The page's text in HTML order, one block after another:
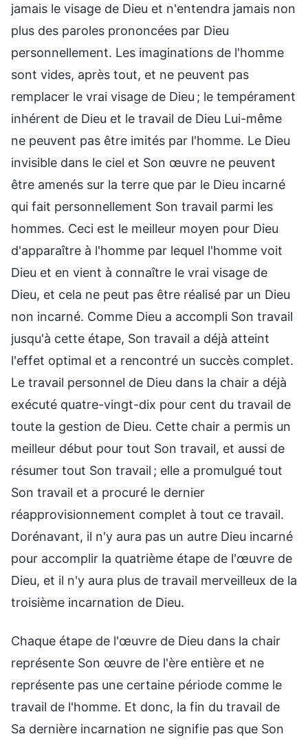
jamais le visage de Dieu et n'entendra jamais non
plus des paroles prononcées par Dieu
personnellement. Les imaginations de l'homme
sont vides, après tout, et ne peuvent pas
remplacer le vrai visage de Dieu ; le tempérament
inhérent de Dieu et le travail de Dieu Lui-même
ne peuvent pas être imités par l'homme. Le Dieu
invisible dans le ciel et Son œuvre ne peuvent
être amenés sur la terre que par le Dieu incarné
qui fait personnellement Son travail parmi les
hommes. Ceci est le meilleur moyen pour Dieu
d'apparaître à l'homme par lequel l'homme voit
Dieu et en vient à connaître le vrai visage de
Dieu, et cela ne peut pas être réalisé par un Dieu
non incarné. Comme Dieu a accompli Son travail
jusqu'à cette étape, Son travail a déjà atteint
l'effet optimal et a rencontré un succès complet.
Le travail personnel de Dieu dans la chair a déjà
exécuté quatre-vingt-dix pour cent du travail de
toute la gestion de Dieu. Cette chair a permis un
meilleur début pour tout Son travail, et aussi de
résumer tout Son travail ; elle a promulgué tout
Son travail et a procuré le dernier
réapprovisionnement complet à tout ce travail.
Dorénavant, il n'y aura pas un autre Dieu incarné
pour accomplir la quatrième étape de l'œuvre de
Dieu, et il n'y aura plus de travail merveilleux de la
troisième incarnation de Dieu.
Chaque étape de l'œuvre de Dieu dans la chair
représente Son œuvre de l'ère entière et ne
représente pas une certaine période comme le
travail de l'homme. Et donc, la fin du travail de
Sa dernière incarnation ne signifie pas que Son